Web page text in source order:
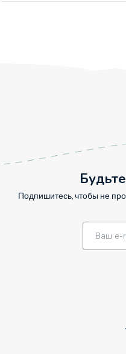
Подпишитесь, чтобы не